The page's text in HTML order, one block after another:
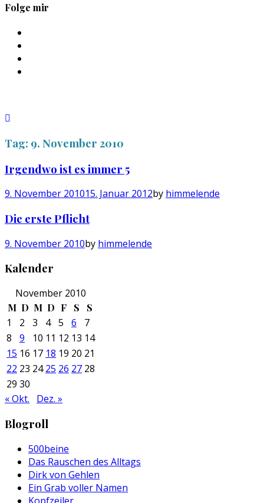
Folge mir
Tag: 9. November 2010
Irgendwo ist es immer 5
9. November 201015. Januar 2012by himmelende
Die erste Pflicht
9. November 2010by himmelende
Kalender
November 2010
M D M D F S S
1 2 3 4 5 6
7
8
9 10 11 12 13 14
15 16 17 18 19 20 21
22 23 24 25 26 27 28
29 30
« Okt.
Dez. »
Blogroll
500beine
Das Rauschen des Alltags
Dirk von Gehlen
Ein Grab voller Namen
Kopfzeiler